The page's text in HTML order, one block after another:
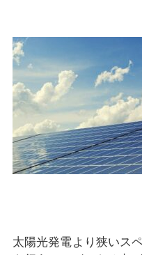
太陽光発電より狭いス